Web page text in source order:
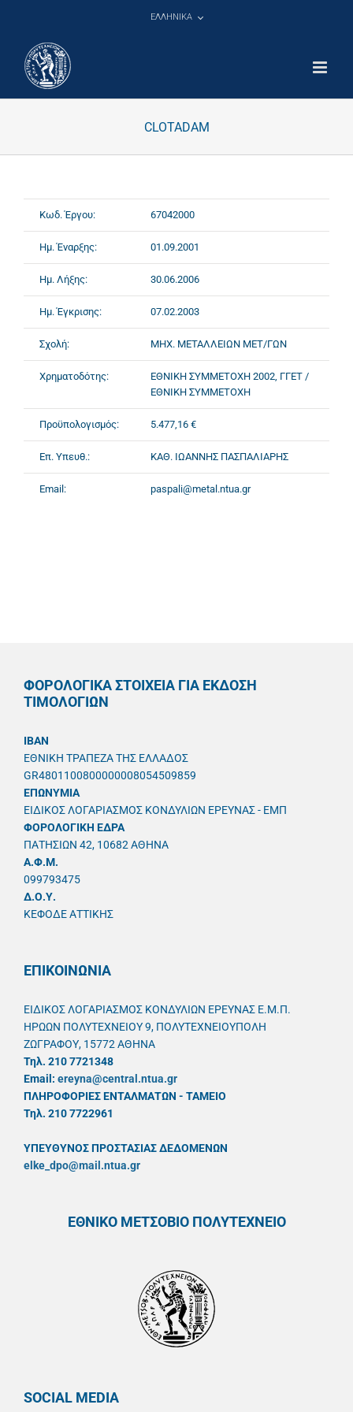
ΕΛΛΗΝΙΚΑ
CLOTADAM
Κωδ. Έργου: 67042000
Ημ. Έναρξης: 01.09.2001
Ημ. Λήξης: 30.06.2006
Ημ. Έγκρισης: 07.02.2003
Σχολή: ΜΗΧ. ΜΕΤΑΛΛΕΙΩΝ ΜΕΤ/ΓΩΝ
Χρηματοδότης:
ΕΘΝΙΚΗ ΣΥΜΜΕΤΟΧΗ 2002, ΓΓΕΤ /
ΕΘΝΙΚΗ ΣΥΜΜΕΤΟΧΗ
Προϋπολογισμός: 5.477,16 €
Επ. Υπευθ.: ΚΑΘ. ΙΩΑΝΝΗΣ ΠΑΣΠΑΛΙΑΡΗΣ
Email: paspali@metal.ntua.gr
ΦΟΡΟΛΟΓΙΚΑ ΣΤΟΙΧΕΙΑ ΓΙΑ ΕΚΔΟΣΗ
ΤΙΜΟΛΟΓΙΩΝ
IBAN
ΕΘΝΙΚΗ ΤΡΑΠΕΖΑ ΤΗΣ ΕΛΛΑΔΟΣ
GR4801100800000008054509859
ΕΠΩΝΥΜΙΑ
ΕΙΔΙΚΟΣ ΛΟΓΑΡΙΑΣΜΟΣ ΚΟΝΔΥΛΙΩΝ ΕΡΕΥΝΑΣ - ΕΜΠ
ΦΟΡΟΛΟΓΙΚΗ ΕΔΡΑ
ΠΑΤΗΣΙΩΝ 42, 10682 ΑΘΗΝΑ
A.Φ.Μ.
099793475
Δ.Ο.Υ.
ΚΕΦΟΔΕ ΑΤΤΙΚΗΣ
ΕΠΙΚΟΙΝΩΝΙΑ
ΕΙΔΙΚΟΣ ΛΟΓΑΡΙΑΣΜΟΣ ΚΟΝΔΥΛΙΩΝ ΕΡΕΥΝΑΣ Ε.Μ.Π.
ΗΡΩΩΝ ΠΟΛΥΤΕΧΝΕΙΟΥ 9, ΠΟΛΥΤΕΧΝΕΙΟΥΠΟΛΗ
ΖΩΓΡΑΦΟΥ, 15772 ΑΘΗΝΑ
Τηλ. 210 7721348
Email: ereyna@central.ntua.gr
ΠΛΗΡΟΦΟΡΙΕΣ ΕΝΤΑΛΜΑΤΩΝ - ΤΑΜΕΙΟ
Τηλ. 210 7722961
ΥΠΕΥΘYΝΟΣ ΠΡΟΣΤΑΣΙΑΣ ΔΕΔΟΜΕΝΩΝ
elke_dpo@mail.ntua.gr
ΕΘΝΙΚΟ ΜΕΤΣΟΒΙΟ ΠΟΛΥΤΕΧΝΕΙΟ
SOCIAL MEDIA